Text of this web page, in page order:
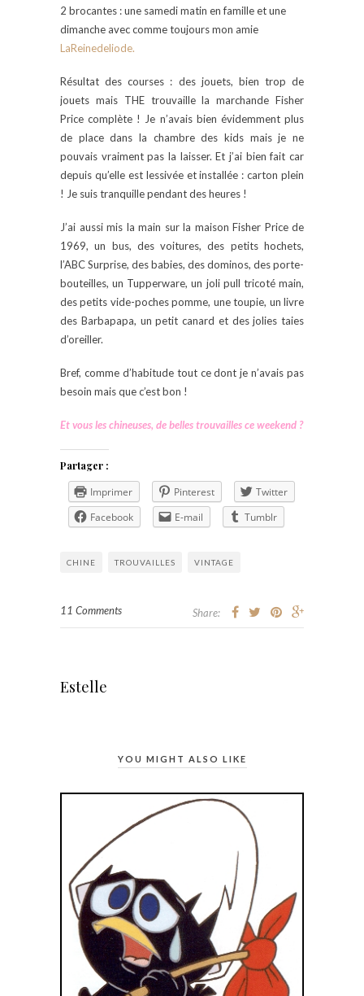
2 brocantes : une samedi matin en famille et une
dimanche avec comme toujours mon amie
LaReinedeliode.
Résultat des courses : des jouets, bien trop de
jouets mais THE trouvaille la marchande Fisher
Price complète ! Je n’avais bien évidemment plus
de place dans la chambre des kids mais je ne
pouvais vraiment pas la laisser. Et j’ai bien fait car
depuis qu’elle est lessivée et installée : carton plein
! Je suis tranquille pendant des heures !
J’ai aussi mis la main sur la maison Fisher Price de
1969, un bus, des voitures, des petits hochets,
l’ABC Surprise, des babies, des dominos, des porte-
bouteilles, un Tupperware, un joli pull tricoté main,
des petits vide-poches pomme, une toupie, un livre
des Barbapapa, un petit canard et des jolies taies
d’oreiller.
Bref, comme d’habitude tout ce dont je n’avais pas
besoin mais que c’est bon !
Et vous les chineuses, de belles trouvailles ce weekend ?
Partager :
Imprimer Pinterest
Twitter
Facebook
E-mail Tumblr
CHINE TROUVAILLES VINTAGE
11 Comments Share:
Estelle
YOU MIGHT ALSO LIKE